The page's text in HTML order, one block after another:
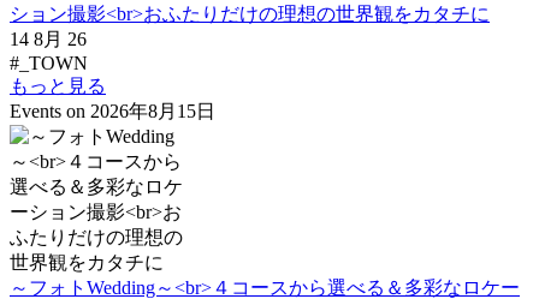
ション撮影<br>おふたりだけの理想の世界観をカタチに
14 8月 26
#_TOWN
もっと見る
Events on 2026年8月15日
～フォトWedding～<br>４コースから選べる＆多彩なロケー